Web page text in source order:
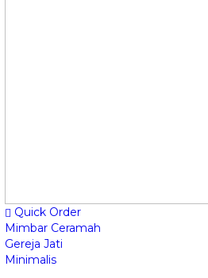
Quick Order
Mimbar Ceramah
Gereja Jati
Minimalis